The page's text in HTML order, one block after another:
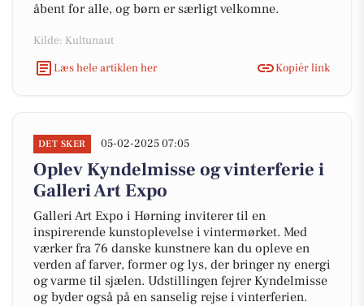
åbent for alle, og børn er særligt velkomne.
Kilde: Kultunaut
Læs hele artiklen her
Kopiér link
DET SKER 05-02-2025 07:05
Oplev Kyndelmisse og vinterferie i
Galleri Art Expo
Galleri Art Expo i Hørning inviterer til en
inspirerende kunstoplevelse i vintermørket. Med
værker fra 76 danske kunstnere kan du opleve en
verden af farver, former og lys, der bringer ny energi
og varme til sjælen. Udstillingen fejrer Kyndelmisse
og byder også på en sanselig rejse i vinterferien.